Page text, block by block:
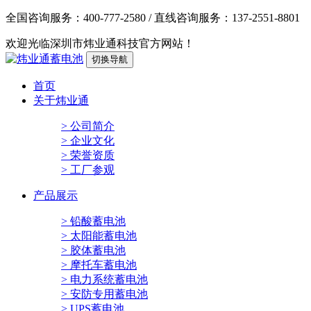
全国咨询服务： 400-777-2580 / 直线咨询服务： 137-2551-8801
欢迎光临深圳市炜业通科技官方网站！
切换导航
首页
关于炜业通
> 公司简介
> 企业文化
> 荣誉资质
> 工厂参观
产品展示
> 铅酸蓄电池
> 太阳能蓄电池
> 胶体蓄电池
> 摩托车蓄电池
> 电力系统蓄电池
> 安防专用蓄电池
> UPS蓄电池